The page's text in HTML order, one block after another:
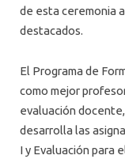
de esta ceremonia
destacados.
El Programa de
como mejor
evaluación
desarrolla las
I y Evaluación para